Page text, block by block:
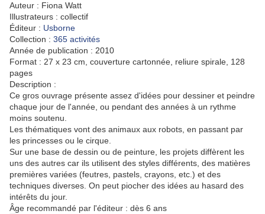
Auteur : Fiona Watt
Illustrateurs : collectif
Éditeur : Usborne
Collection : 365 activités
Année de publication : 2010
Format : 27 x 23 cm, couverture cartonnée, reliure spirale, 128
pages
Description :
Ce gros ouvrage présente assez d'idées pour dessiner et peindre
chaque jour de l'année, ou pendant des années à un rythme
moins soutenu.
Les thématiques vont des animaux aux robots, en passant par
les princesses ou le cirque.
Sur une base de dessin ou de peinture, les projets diffèrent les
uns des autres car ils utilisent des styles différents, des matières
premières variées (feutres, pastels, crayons, etc.) et des
techniques diverses. On peut piocher des idées au hasard des
intérêts du jour.
Âge recommandé par l'éditeur : dès 6 ans